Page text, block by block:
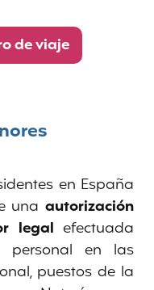
de viaje
en España
una autorización
legal efectuada
personal en las
puestos de la